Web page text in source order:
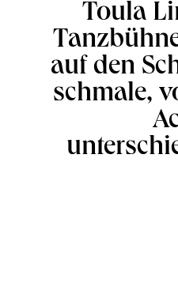
Toula
auf den
schmale,